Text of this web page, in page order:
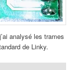
analysé les trames
de Linky.